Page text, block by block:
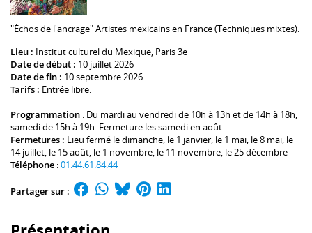
"Échos de l'ancrage" Artistes mexicains en France (Techniques mixtes).
Lieu : Institut culturel du Mexique , Paris 3e
Date de début : 10 juillet 2026
Date de fin : 10 septembre 2026
Tarifs : Entrée libre.
Programmation : Du mardi au vendredi de 10h à 13h et de 14h à 18h,
samedi de 15h à 19h. Fermeture les samedi en août
Fermetures : Lieu fermé le dimanche, le 1 janvier, le 1 mai, le 8 mai, le
14 juillet, le 15 août, le 1 novembre, le 11 novembre, le 25 décembre
Téléphone :01.44.61.84.44
Partager sur :